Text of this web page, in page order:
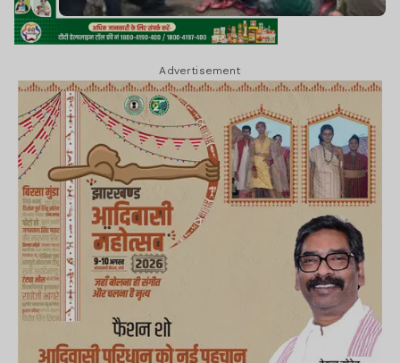
Advertisement